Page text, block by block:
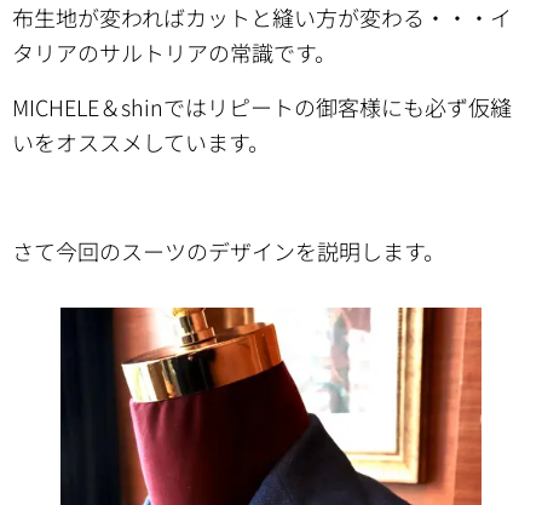
布生地が変わればカットと縫い方が変わる・・・イ
タリアのサルトリアの常識です。
MICHELE＆shinではリピートの御客様にも必ず仮縫
いをオススメしています。
さて今回のスーツのデザインを説明します。